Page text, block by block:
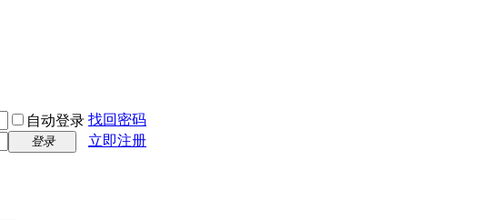
自动登录 找回密码
登录
立即注册